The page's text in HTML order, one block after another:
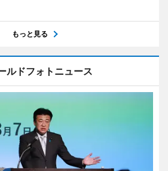
もっと見る
ルドフォトニュース